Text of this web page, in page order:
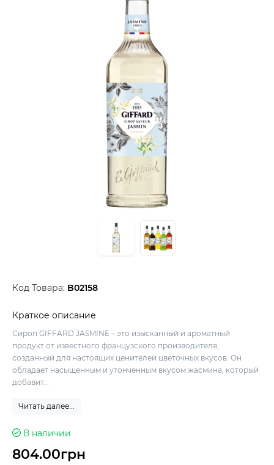
Код Товара: B02158
Краткое описание
Сироп GIFFARD JASMINE – это изысканный и ароматный
продукт от известного французского производителя,
созданный для настоящих ценителей цветочных вкусов. Он
обладает насыщенным и утонченным вкусом жасмина, который
добавит...
Читать далее...
В наличии
804.00грн